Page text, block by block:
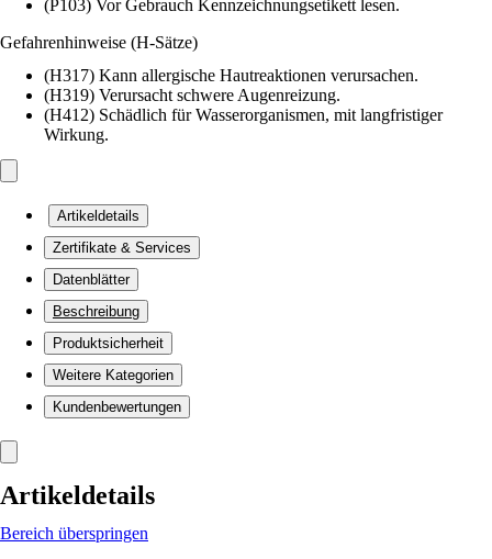
(P103) Vor Gebrauch Kennzeichnungsetikett lesen.
Gefahrenhinweise (H-Sätze)
(H317) Kann allergische Hautreaktionen verursachen.
(H319) Verursacht schwere Augenreizung.
(H412) Schädlich für Wasserorganismen, mit langfristiger
Wirkung.
Artikeldetails
Zertifikate & Services
Datenblätter
Beschreibung
Produktsicherheit
Weitere Kategorien
Kundenbewertungen
Artikeldetails
Bereich überspringen